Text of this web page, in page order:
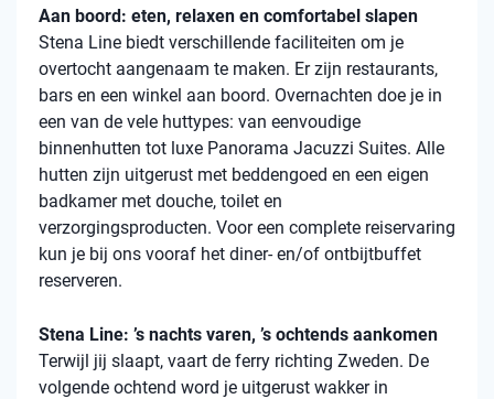
Aan boord: eten, relaxen en comfortabel slapen
Stena Line biedt verschillende faciliteiten om je
overtocht aangenaam te maken. Er zijn restaurants,
bars en een winkel aan boord. Overnachten doe je in
een van de vele huttypes: van eenvoudige
binnenhutten tot luxe Panorama Jacuzzi Suites. Alle
hutten zijn uitgerust met beddengoed en een eigen
badkamer met douche, toilet en
verzorgingsproducten. Voor een complete reiservaring
kun je bij ons vooraf het diner- en/of ontbijtbuffet
reserveren.
Stena Line: ’s nachts varen, ’s ochtends aankomen
Terwijl jij slaapt, vaart de ferry richting Zweden. De
volgende ochtend word je uitgerust wakker in